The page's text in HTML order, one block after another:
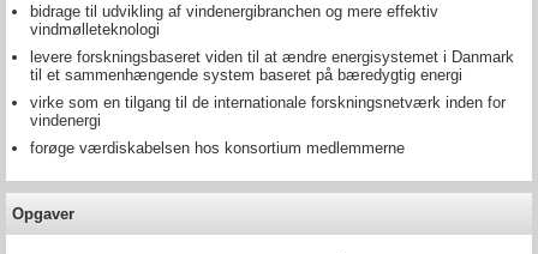
bidrage til udvikling af vindenergibranchen og mere effektiv
vindmølleteknologi
levere forskningsbaseret viden til at ændre energisystemet i Danmark
til et sammenhængende system baseret på bæredygtig energi
virke som en tilgang til de internationale forskningsnetværk inden for
vindenergi
forøge værdiskabelsen hos konsortium medlemmerne
Opgaver